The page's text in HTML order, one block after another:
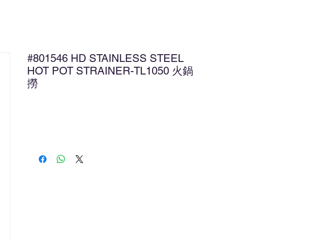
#801546 HD STAINLESS STEEL
HOT POT STRAINER-TL1050 火鍋
撈